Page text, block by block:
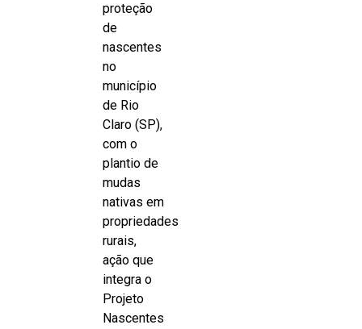
proteção
de
nascentes
no
município
de Rio
Claro (SP),
com o
plantio de
mudas
nativas em
propriedades
rurais,
ação que
integra o
Projeto
Nascentes